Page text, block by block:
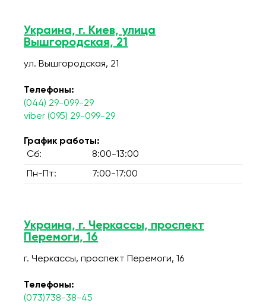
Украина, г. Киев, улица
Вышгородская, 21
ул. Вышгородская, 21
Телефоны:
(044) 29-099-29
viber (095) 29-099-29
График работы:
Сб:
8:00-13:00
Пн-Пт: 7:00-17:00
Украина, г. Черкассы, проспект
Перемоги, 16
г. Черкассы, проспект Перемоги, 16
Телефоны:
(073)738-38-45